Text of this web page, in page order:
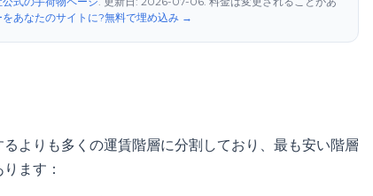
あなたのサイトに?無料で埋め込み →
よりも多くの運賃階層に分割しており、最も安い階層
ます：